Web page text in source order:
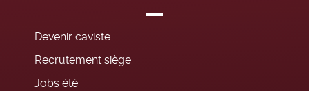
Devenir caviste
Recrutement siège
Jobs été